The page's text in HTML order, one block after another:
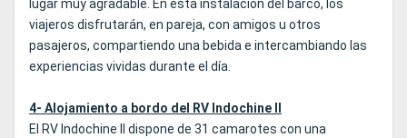
lugar muy agradable. En esta instalación del barco, los
viajeros disfrutarán, en pareja, con amigos u otros
pasajeros, compartiendo una bebida e intercambiando las
experiencias vividas durante el día.
4- Alojamiento a bordo del RV Indochine II
El RV Indochine II dispone de 31 camarotes con una